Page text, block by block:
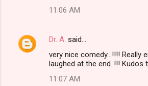
11:06 AM
Dr. A. said…
very nice comedy...!!!! Really
laughed at the end..!!! Kudos
11:07 AM